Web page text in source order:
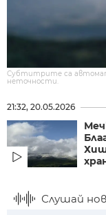
Субтитрите са
неточности.
21:32, 20.05.2026
Слушай